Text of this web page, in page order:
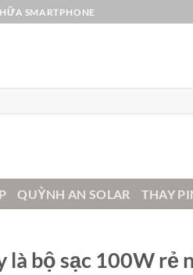
SMARTPHONE
QUỲNH AN SOLAR THAY
là bộ sạc 100W rẻ